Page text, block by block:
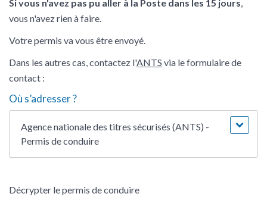
Si vous n'avez pas pu aller à la Poste dans les 15 jours,
vous n'avez rien à faire.
Votre permis va vous être envoyé.
Dans les autres cas, contactez l'ANTS via le formulaire de
contact :
Où s’adresser ?
Agence nationale des titres sécurisés (ANTS) -
Permis de conduire
Décrypter le permis de conduire